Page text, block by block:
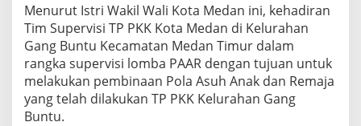
P
a
p
a
r
k
a
Menurut Istri Wakil Wali Kota Medan ini, kehadiran
Tim Supervisi TP PKK Kota Medan di Kelurahan
Gang Buntu Kecamatan Medan Timur dalam
rangka supervisi lomba PAAR dengan tujuan untuk
melakukan pembinaan Pola Asuh Anak dan Remaja
yang telah dilakukan TP PKK Kelurahan Gang
Buntu.